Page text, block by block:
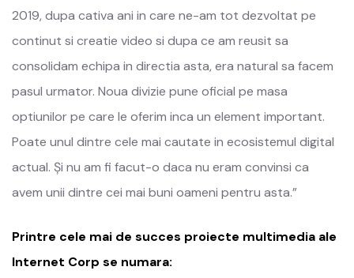
2019, dupa cativa ani in care ne-am tot dezvoltat pe
continut si creatie video si dupa ce am reusit sa
consolidam echipa in directia asta, era natural sa facem
pasul urmator. Noua divizie pune oficial pe masa
optiunilor pe care le oferim inca un element important.
Poate unul dintre cele mai cautate in ecosistemul digital
actual. Și nu am fi facut-o daca nu eram convinsi ca
avem unii dintre cei mai buni oameni pentru asta.”
Printre cele mai de succes proiecte multimedia ale
Internet Corp se numara: